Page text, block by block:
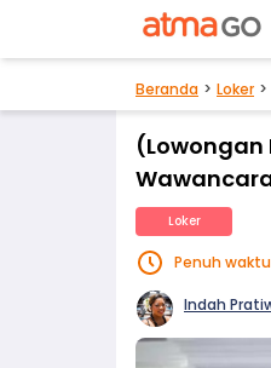
Beranda Loker
(Lowongan
Loker
Penuh waktu
Indah